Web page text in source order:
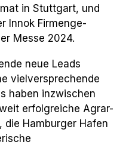
in Stuttgart, und
Innok Firmenge­
Messe 2024.
neue Leads
vielversprechende
haben inzwischen
erfolgreiche Agrar-
die Hamburger Hafen